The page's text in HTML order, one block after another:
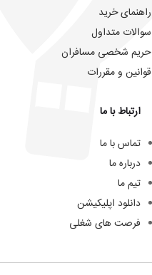
راهنمای خرید
سوالات متداول
حریم شخصی مسافران
قوانین و مقررات
ارتباط با ما
تماس با ما
درباره ما
تیم ما
دانلود اپلیکیشن
فرصت های شغلی